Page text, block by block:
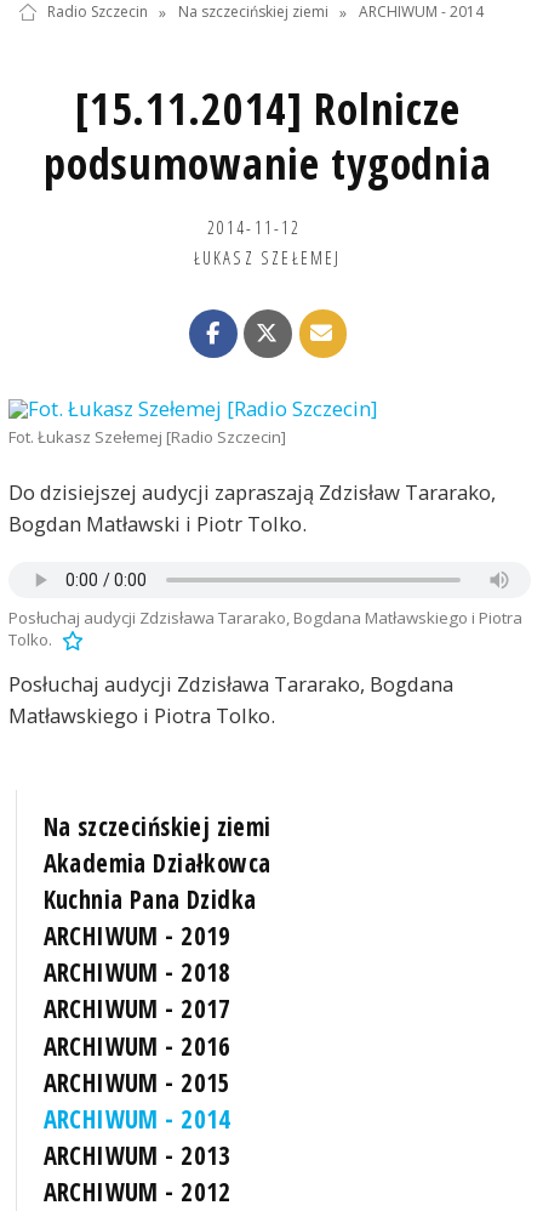
Radio Szczecin » Na szczecińskiej ziemi » ARCHIWUM - 2014
[15.11.2014] Rolnicze
podsumowanie tygodnia
2014-11-12
ŁUKASZ SZEŁEMEJ
Fot. Łukasz Szełemej [Radio Szczecin]
Do dzisiejszej audycji zapraszają Zdzisław Tararako,
Bogdan Matławski i Piotr Tolko.
Posłuchaj audycji Zdzisława Tararako, Bogdana Matławskiego i Piotra
Tolko.
Posłuchaj audycji Zdzisława Tararako, Bogdana
Matławskiego i Piotra Tolko.
Na szczecińskiej ziemi
Akademia Działkowca
Kuchnia Pana Dzidka
ARCHIWUM - 2019
ARCHIWUM - 2018
ARCHIWUM - 2017
ARCHIWUM - 2016
ARCHIWUM - 2015
ARCHIWUM - 2014
ARCHIWUM - 2013
ARCHIWUM - 2012